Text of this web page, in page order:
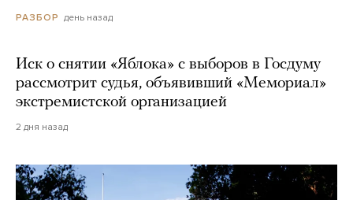
РАЗБОР день назад
Иск о снятии «Яблока» с выборов в Госдуму
рассмотрит судья, объявивший «Мемориал»
экстремистской организацией
2 дня назад